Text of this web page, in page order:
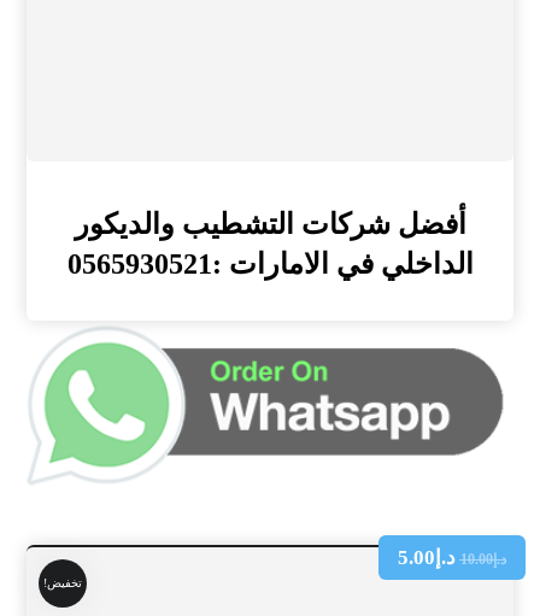
أفضل شركات التشطيب والديكور
الداخلي في الامارات :0565930521
تخفيض!
د.إ10.00 د.إ 5.00